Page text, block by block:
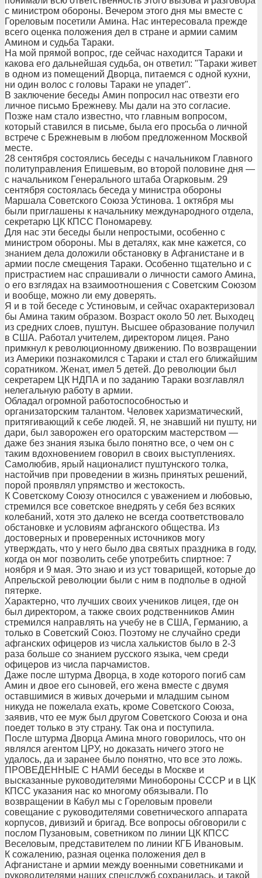
с министром обороны. Вечером этого дня мы вместе с
Гореловым посетили Амина. Нас интересовала прежде
всего оценка положения дел в стране и армии самим
Амином и судьба Тараки.
На мой прямой вопрос, где сейчас находится Тараки и
какова его дальнейшая судьба, он ответил: "Тараки живет
в одном из помещений Дворца, питаемся с одной кухни,
ни один волос с головы Тараки не упадет".
В заключение беседы Амин попросил нас отвезти его
личное письмо Брежневу. Мы дали на это согласие.
Позже нам стало известно, что главным вопросом,
который ставился в письме, была его просьба о личной
встрече с Брежневым в любом предложенном Москвой
месте.
28 сентября состоялись беседы с начальником Главного
политуправления Епишевым, во второй половине дня —
с начальником Генерального штаба Огарковым. 29
сентября состоялась беседа у министра обороны
Маршала Советского Союза Устинова. 1 октября мы
были приглашены к начальнику международного отдела,
секретарю ЦК КПСС Пономареву.
Для нас эти беседы были непростыми, особенно с
министром обороны. Мы в деталях, как мне кажется, со
знанием дела доложили обстановку в Афганистане и в
армии после смещения Тараки. Особенно тщательно и с
пристрастием нас спрашивали о личности самого Амина,
о его взглядах на взаимоотношения с Советским Союзом
и вообще, можно ли ему доверять.
Я и в той беседе с Устиновым, и сейчас охарактеризовал
бы Амина таким образом. Возраст около 50 лет. Выходец
из средних слоев, пуштун. Высшее образование получил
в США. Работал учителем, директором лицея. Рано
примкнул к революционному движению. По возвращении
из Америки познакомился с Тараки и стал его ближайшим
соратником. Женат, имел 5 детей. До революции был
секретарем ЦК НДПА и по заданию Тараки возглавлял
нелегальную работу в армии.
Обладал огромной работоспособностью и
организаторским талантом. Человек харизматический,
притягивающий к себе людей. Я, не знавший ни пушту, ни
дари, был заворожен его ораторским мастерством —
даже без знания языка было понятно все, о чем он с
таким вдохновением говорил в своих выступлениях.
Самолюбив, ярый националист пуштунского толка,
настойчив при проведении в жизнь принятых решений,
порой проявлял упрямство и жестокость.
К Советскому Союзу относился с уважением и любовью,
стремился все советское внедрять у себя без всяких
колебаний, хотя это далеко не всегда соответствовало
обстановке и условиям афганского общества. Из
достоверных и проверенных источников могу
утверждать, что у него было два святых праздника в году,
когда он мог позволить себе употребить спиртное: 7
ноября и 9 мая. Это знаю и из уст товарищей, которые до
Апрельской революции были с ним в подполье в одной
пятерке.
Характерно, что лучших своих учеников лицея, где он
был директором, а также своих родственников Амин
стремился направлять на учебу не в США, Германию, а
только в Советский Союз. Поэтому не случайно среди
афганских офицеров из числа халькистов было в 2-3
раза больше со знанием русского языка, чем среди
офицеров из числа парчамистов.
Даже после штурма Дворца, в ходе которого погиб сам
Амин и двое его сыновей, его жена вместе с двумя
оставшимися в живых дочерьми и младшим сыном
никуда не пожелала ехать, кроме Советского Союза,
заявив, что ее муж был другом Советского Союза и она
поедет только в эту страну. Так она и поступила.
После штурма Дворца Амина много говорилось, что он
являлся агентом ЦРУ, но доказать ничего этого не
удалось, да и заранее было понятно, что все это ложь.
ПРОВЕДЕННЫЕ С НАМИ беседы в Москве и
высказанные руководителями Минобороны СССР и в ЦК
КПСС указания нас ко многому обязывали. По
возвращении в Кабул мы с Гореловым провели
совещание с руководителями советнического аппарата
корпусов, дивизий и бригад. Все вопросы обговорили с
послом Пузановым, советником по линии ЦК КПСС
Веселовым, представителем по линии КГБ Ивановым.
К сожалению, разная оценка положения дел в
Афганистане и армии между военными советниками и
руководителями наших спецслужб сохранилась, и такой